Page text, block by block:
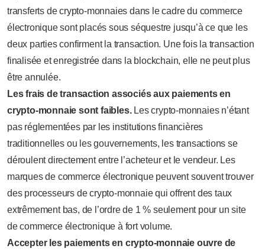
transferts de crypto-monnaies dans le cadre du commerce
électronique sont placés sous séquestre jusqu’à ce que les
deux parties confirment la transaction. Une fois la transaction
finalisée et enregistrée dans la blockchain, elle ne peut plus
être annulée.
Les frais de transaction associés aux paiements en
crypto-monnaie sont faibles.Les crypto-monnaies n’étant
pas réglementées par les institutions financières
traditionnelles ou les gouvernements, les transactions se
déroulent directement entre l’acheteur et le vendeur. Les
marques de commerce électronique peuvent souvent trouver
des processeurs de crypto-monnaie qui offrent des taux
extrêmement bas, de l’ordre de 1 % seulement pour un site
de commerce électronique à fort volume.
Accepter les paiements en crypto-monnaie ouvre de